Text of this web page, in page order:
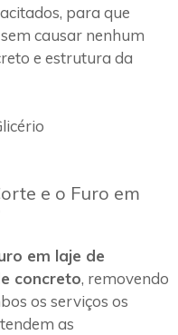
para que
causar nenhum
e estrutura da
e o Furo em
em laje de
concreto, removendo
os serviços os
as